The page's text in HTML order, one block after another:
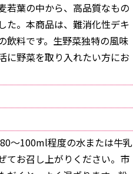
若葉の中から、高品質なもの
た。本商品は、難消化性デキ
飲料です。生野菜独特の風味
に野菜を取り入れたい方にお
～100ml程度の水または牛乳
てお召し上がりください。市